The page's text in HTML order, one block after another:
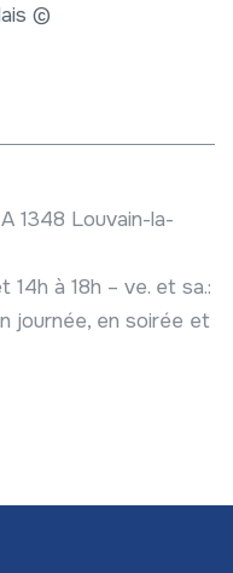
©
1348 Louvain-la-
14h à 18h – ve. et sa.:
journée, en soirée et